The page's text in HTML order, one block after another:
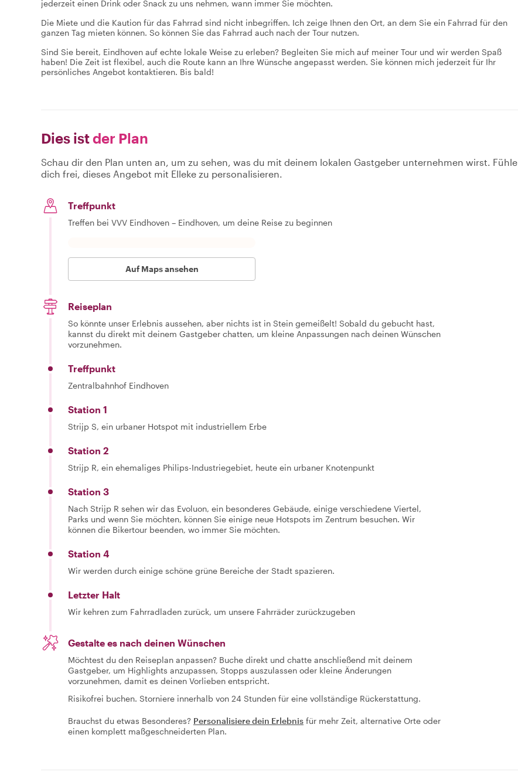
jederzeit einen Drink oder Snack zu uns nehmen, wann immer Sie möchten.
Die Miete und die Kaution für das Fahrrad sind nicht inbegriffen. Ich zeige Ihnen den Ort, an dem Sie ein Fahrrad für den
ganzen Tag mieten können. So können Sie das Fahrrad auch nach der Tour nutzen.
Sind Sie bereit, Eindhoven auf echte lokale Weise zu erleben? Begleiten Sie mich auf meiner Tour und wir werden Spaß
haben! Die Zeit ist flexibel, auch die Route kann an Ihre Wünsche angepasst werden. Sie können mich jederzeit für Ihr
persönliches Angebot kontaktieren. Bis bald!
Dies istder Plan
Schau dir den Plan unten an, um zu sehen, was du mit deinem lokalen Gastgeber unternehmen wirst. Fühle
dich frei, dieses Angebot mit Elleke zu personalisieren.
Treffpunkt
Treffen bei VVV Eindhoven – Eindhoven, um deine Reise zu beginnen
Auf Maps ansehen
Reiseplan
So könnte unser Erlebnis aussehen, aber nichts ist in Stein gemeißelt! Sobald du gebucht hast,
kannst du direkt mit deinem Gastgeber chatten, um kleine Anpassungen nach deinen Wünschen
vorzunehmen.
Treffpunkt
Zentralbahnhof Eindhoven
Station 1
Strijp S, ein urbaner Hotspot mit industriellem Erbe
Station 2
Strijp R, ein ehemaliges Philips-Industriegebiet, heute ein urbaner Knotenpunkt
Station 3
Nach Strijp R sehen wir das Evoluon, ein besonderes Gebäude, einige verschiedene Viertel,
Parks und wenn Sie möchten, können Sie einige neue Hotspots im Zentrum besuchen. Wir
können die Bikertour beenden, wo immer Sie möchten.
Station 4
Wir werden durch einige schöne grüne Bereiche der Stadt spazieren.
Letzter Halt
Wir kehren zum Fahrradladen zurück, um unsere Fahrräder zurückzugeben
Gestalte es nach deinen Wünschen
Möchtest du den Reiseplan anpassen? Buche direkt und chatte anschließend mit deinem
Gastgeber, um Highlights anzupassen, Stopps auszulassen oder kleine Änderungen
vorzunehmen, damit es deinen Vorlieben entspricht.
Risikofrei buchen. Storniere innerhalb von 24 Stunden für eine vollständige Rückerstattung.
Brauchst du etwas Besonderes? Personalisiere dein Erlebnis für mehr Zeit, alternative Orte oder
einen komplett maßgeschneiderten Plan.